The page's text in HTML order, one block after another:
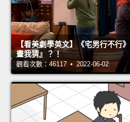
【看美劇學英文】《宅男行不行
畫我猜』？！
觀看次數：46117 • 2022-06-02